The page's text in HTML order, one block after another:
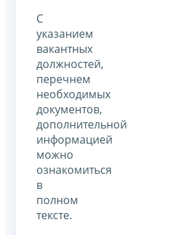
С
указанием
вакантных
должностей,
перечнем
необходимых
документов,
дополнительной
информацией
можно
ознакомиться
в
полном
тексте.